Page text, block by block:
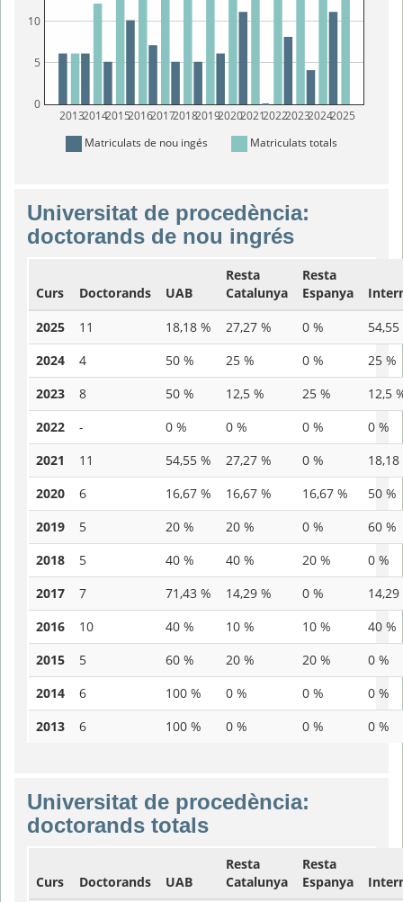
2013201420152016201720182019202020212022202320242025
0
5
10
Matriculats de nou ingés Matriculats totals
Universitat de procedència:
doctorands de nou ingrés
Curs Doctorands UAB
Resta
Catalunya
Resta
Espanya
2025
11 18,18 % 27,27 % 0 %
54,55
2024
4 50 % 25 % 0 %
25 %
2023
8 50 % 12,5 % 25 %
12,5
2022
- 0 % 0 % 0 %
0 %
2021
11 54,55 % 27,27 % 0 %
18,18
2020
6 16,67 % 16,67 % 16,67 %
50 %
2019
5 20 % 20 % 0 %
60 %
2018
5 40 % 40 % 20 %
0 %
2017
7 71,43 % 14,29 % 0 %
14,29
2016
10 40 % 10 % 10 %
40 %
2015
5 60 % 20 % 20 %
0 %
2014
6 100 % 0 % 0 %
0 %
2013
6 100 % 0 % 0 % 0 %
Universitat de procedència:
doctorands totals
Curs Doctorands UAB
Resta
Catalunya
Resta
Espanya